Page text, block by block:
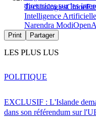
directrices sur les
TechnologiesChine
Intelligence Artificielle
Narendra Modi
Print Partager
LES PLUS LUS
EXCLUSIF : L'Islande
dans son référendum sur
POLITIQUE